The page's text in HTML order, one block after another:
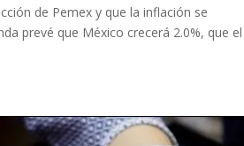
de Pemex y que la inflación se
prevé que México crecerá 2.0%, que